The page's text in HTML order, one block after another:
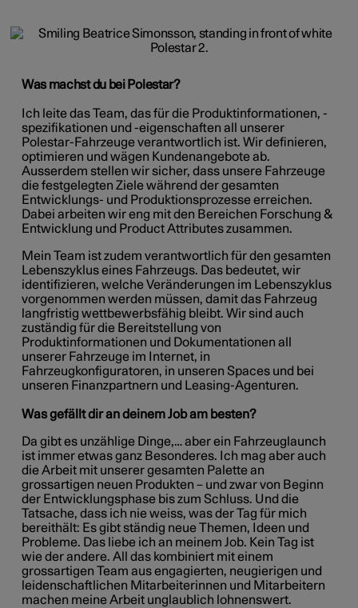
Was machst du bei Polestar?
Ich leite das Team, das für die Produktinformationen, -
spezifikationen und -eigenschaften all unserer
Polestar-Fahrzeuge verantwortlich ist. Wir definieren,
optimieren und wägen Kundenangebote ab.
Ausserdem stellen wir sicher, dass unsere Fahrzeuge
die festgelegten Ziele während der gesamten
Entwicklungs- und Produktionsprozesse erreichen.
Dabei arbeiten wir eng mit den Bereichen Forschung &
Entwicklung und Product Attributes zusammen.
Mein Team ist zudem verantwortlich für den gesamten
Lebenszyklus eines Fahrzeugs. Das bedeutet, wir
identifizieren, welche Veränderungen im Lebenszyklus
vorgenommen werden müssen, damit das Fahrzeug
langfristig wettbewerbsfähig bleibt. Wir sind auch
zuständig für die Bereitstellung von
Produktinformationen und Dokumentationen all
unserer Fahrzeuge im Internet, in
Fahrzeugkonfiguratoren, in unseren Spaces und bei
unseren Finanzpartnern und Leasing-Agenturen.
Was gefällt dir an deinem Job am besten?
Da gibt es unzählige Dinge,… aber ein Fahrzeuglaunch
ist immer etwas ganz Besonderes. Ich mag aber auch
die Arbeit mit unserer gesamten Palette an
grossartigen neuen Produkten – und zwar von Beginn
der Entwicklungsphase bis zum Schluss. Und die
Tatsache, dass ich nie weiss, was der Tag für mich
bereithält: Es gibt ständig neue Themen, Ideen und
Probleme. Das liebe ich an meinem Job. Kein Tag ist
wie der andere. All das kombiniert mit einem
grossartigen Team aus engagierten, neugierigen und
leidenschaftlichen Mitarbeiterinnen und Mitarbeitern
machen meine Arbeit unglaublich lohnenswert.